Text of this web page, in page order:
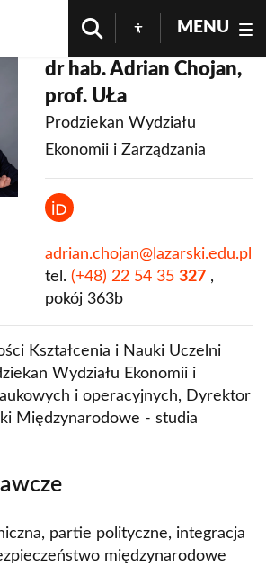
MENU
dr hab. Adrian Chojan,
prof. UŁa
Prodziekan Wydziału
Ekonomii i Zarządzania
adrian.chojan@lazarski.edu.pl
tel. (+48) 22 54 35 327,
pokój 363b
Kształcenia i Nauki Uczelni
Wydziału Ekonomii i
i operacyjnych, Dyrektor
Międzynarodowe - studia
partie polityczne, integracja
międzynarodowe